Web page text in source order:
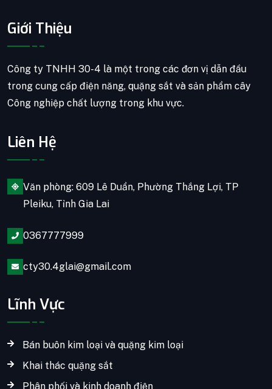
Giới Thiệu
Công ty TNHH 30-4 là một trong các đơn vị dẫn đầu
trong cung cấp điện năng, quặng sắt và sản phẩm cây
Công nghiệp chất lượng trong khu vực.
Liên Hệ
Văn phòng: 609 Lê Duẩn, Phường Thắng Lợi, TP
Pleiku, Tỉnh Gia Lai
0367777999
cty30.4glai@gmail.com
Lĩnh Vực
Bán buôn kim loại và quặng kim loại
Khai thác quặng sắt
Phân phối và kinh doanh điện